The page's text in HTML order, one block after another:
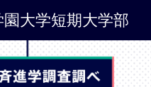
大学短期大学部